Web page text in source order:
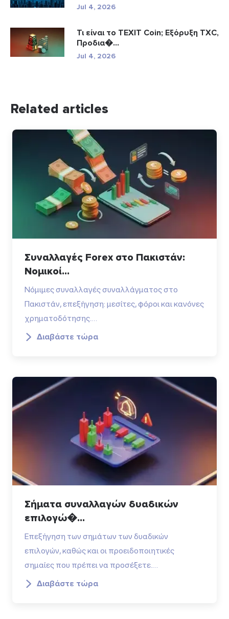
Jul 4, 2026
Τι είναι το TEXIT Coin; Εξόρυξη TXC,
Προδια�...
Jul 4, 2026
Related articles
Συναλλαγές Forex στο Πακιστάν:
Νομικοί...
Νόμιμες συναλλαγές συναλλάγματος στο
Πακιστάν, επεξήγηση: μεσίτες, φόροι και κανόνες
χρηματοδότησης.…
Διαβάστε τώρα
Σήματα συναλλαγών δυαδικών
επιλογώ�...
Επεξήγηση των σημάτων των δυαδικών
επιλογών, καθώς και οι προειδοποιητικές
σημαίες που πρέπει να προσέξετε.…
Διαβάστε τώρα